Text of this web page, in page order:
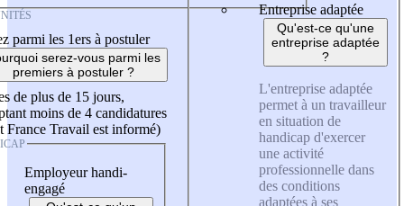
parmi les 1ers à postuler
serez-vous parmi les
premiers à postuler ?
de plus de 15 jours,
moins de 4 candidatures
France Travail est informé)
Employeur handi-
engagé
Entreprise adaptée
Qu'est-ce qu'une
entreprise adaptée
?
L'entreprise adaptée
permet à un travailleur
en situation de
handicap d'exercer
une activité
professionnelle dans
des conditions
adaptées à ses